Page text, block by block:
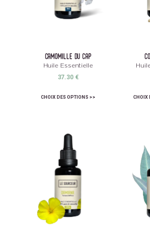
camomille du cap
Huile Essentielle
37.30 €
CHOIX DES OPTIONS CHOIX